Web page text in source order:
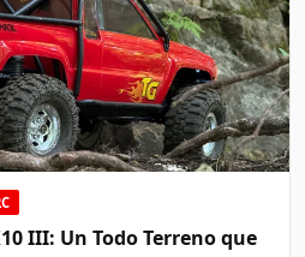
III: Un Todo Terreno que